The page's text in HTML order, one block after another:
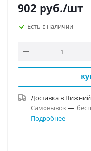
902 руб./шт
Есть в наличии
Доставка в Нижний
Самовывоз —
Подробнее